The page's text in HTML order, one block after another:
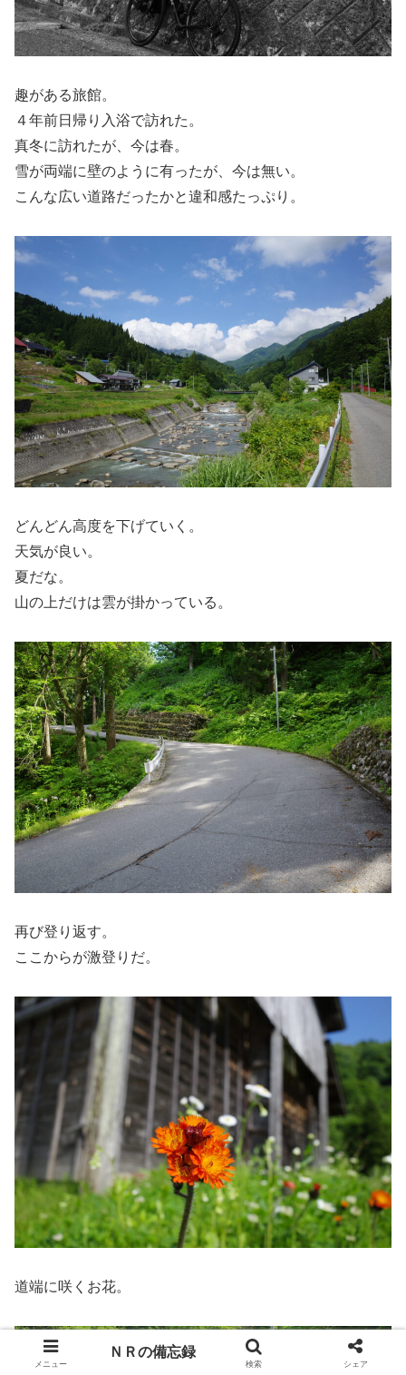
趣がある旅館。
４年前日帰り入浴で訪れた。
真冬に訪れたが、今は春。
雪が両端に壁のように有ったが、今は無い。
こんな広い道路だったかと違和感たっぷり。
どんどん高度を下げていく。
天気が良い。
夏だな。
山の上だけは雲が掛かっている。
再び登り返す。
ここからが激登りだ。
道端に咲くお花。
メニュー
ＮＲの備忘録
検索 シェア